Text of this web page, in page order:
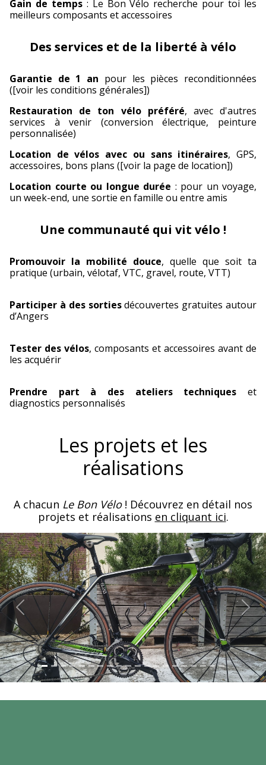
Gain de temps: Le Bon Vélo recherche pour toi les
meilleurs composants et accessoires
Des services et de la liberté à vélo
Garantie de 1 an pour les pièces reconditionnées
([voir les conditions générales])
Restauration de ton vélo préféré, avec d'autres
services à venir (conversion électrique, peinture
personnalisée)
Location de vélos avec ou sans itinéraires, GPS,
accessoires, bons plans ([voir la page de location])
Location courte ou longue durée : pour un voyage,
un week-end, une sortie en famille ou entre amis
Une communauté qui vit vélo !
Promouvoir la mobilité douce, quelle que soit ta
pratique (urbain, vélotaf, VTC, gravel, route, VTT)
Participer à des sortiesdécouvertes gratuites autour
d’Angers
Tester des vélos, composants et accessoires avant de
les acquérir
Prendre part à des ateliers techniques et
diagnostics personnalisés
Les projets et les
réalisations
A chacun Le Bon Vélo! Découvrez en détail nos
projets et réalisations en cliquant ici.
Previous Next